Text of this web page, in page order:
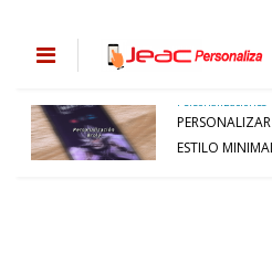
Personalizaciones
ESTILO